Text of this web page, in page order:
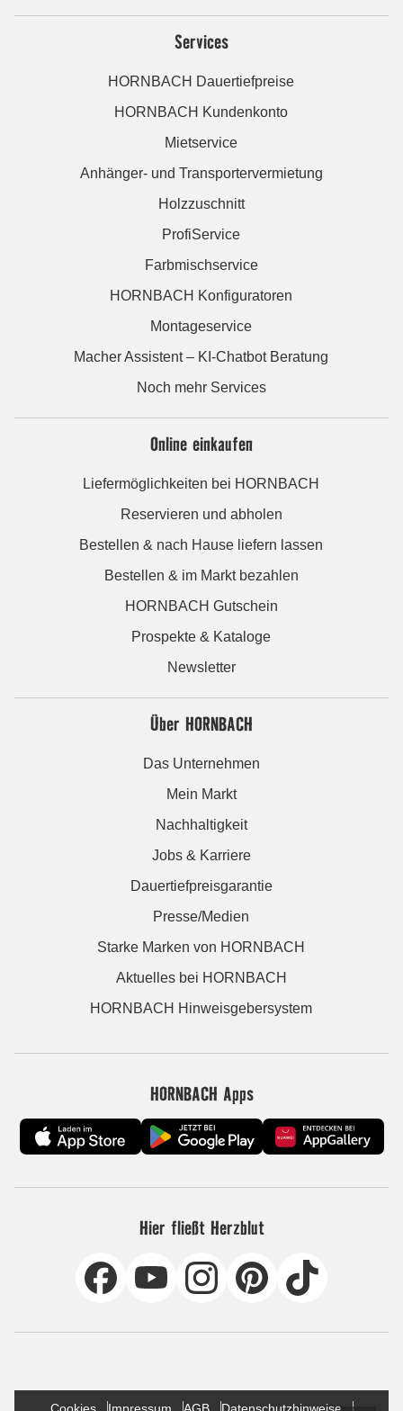
Services
HORNBACH Dauertiefpreise
HORNBACH Kundenkonto
Mietservice
Anhänger- und Transportervermietung
Holzzuschnitt
ProfiService
Farbmischservice
HORNBACH Konfiguratoren
Montageservice
Macher Assistent – KI-Chatbot Beratung
Noch mehr Services
Online einkaufen
Liefermöglichkeiten bei HORNBACH
Reservieren und abholen
Bestellen & nach Hause liefern lassen
Bestellen & im Markt bezahlen
HORNBACH Gutschein
Prospekte & Kataloge
Newsletter
Über HORNBACH
Das Unternehmen
Mein Markt
Nachhaltigkeit
Jobs & Karriere
Dauertiefpreisgarantie
Presse/Medien
Starke Marken von HORNBACH
Aktuelles bei HORNBACH
HORNBACH Hinweisgebersystem
HORNBACH Apps
Hier fließt Herzblut